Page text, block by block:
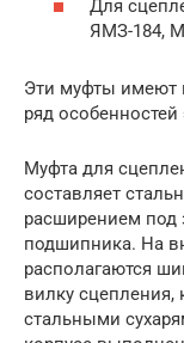
Для
ЯМЗ-184,
Эти муфты имеют
ряд особенностей
Муфта для
составляет
расширением под
подшипника. На
располагаются
вилку сцепления,
стальными